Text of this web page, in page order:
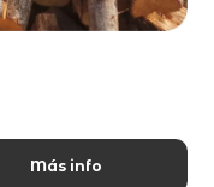
Más info